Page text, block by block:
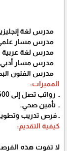
مدرس لغة
مدرس مسار
مدرس لغة عربية
مدرس مسار أدبي
مدرس الفنون
المميزات:
ـ رواتب تصل إلى 15600 ريال قطري.
ـ تأمين صحي.
ـ فرص تدريب
كيفية التقديم:
لا تفوت هذه